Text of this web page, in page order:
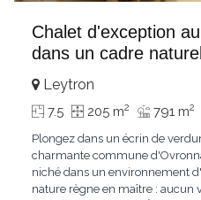
Chalet d'exception
dans un cadre
Leytron
7.5 205 m2 791 m2
Plongez dans un écrin de
charmante commune
niché dans un environnement
nature règne en maître : aucun